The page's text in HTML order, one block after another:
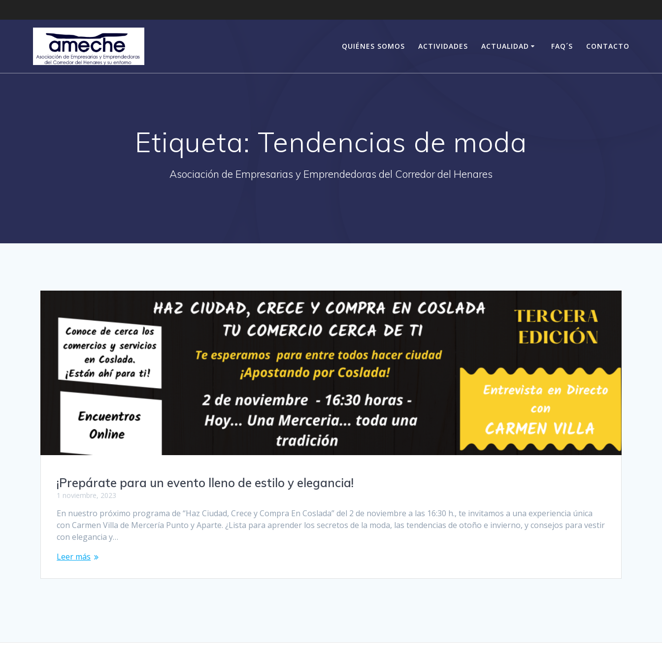
al
contenido
QUIÉNES SOMOS ACTIVIDADES ACTUALIDAD FAQ´S CONTACTO
Etiqueta: Tendencias de moda
Asociación de Empresarias y Emprendedoras del Corredor del Henares
¡Prepárate para un evento lleno de estilo y elegancia!
1 noviembre, 2023
En nuestro próximo programa de “Haz Ciudad, Crece y Compra En Coslada” del 2 de noviembre a las 16:30 h., te invitamos a una experiencia única
con Carmen Villa de Mercería Punto y Aparte. ¿Lista para aprender los secretos de la moda, las tendencias de otoño e invierno, y consejos para vestir
con elegancia y…
Leer más